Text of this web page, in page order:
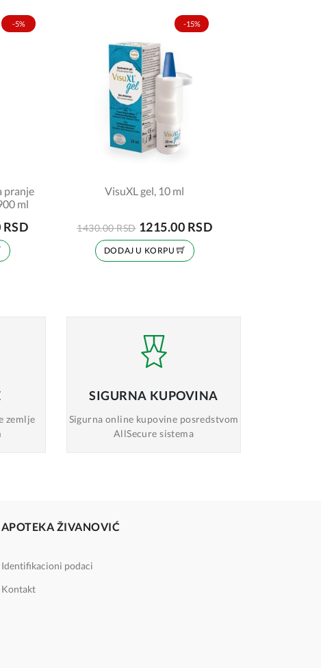
-5%
pranje
ml
-15%
VisuXL gel, 10 ml
1430.00 RSD 1215.00 RSD
DODAJ U KORPU
zemlje
SIGURNA KUPOVINA
Sigurna online kupovine posredstvom
AllSecure sistema
APOTEKA ŽIVANOVIĆ
Identifikacioni podaci
Kontakt